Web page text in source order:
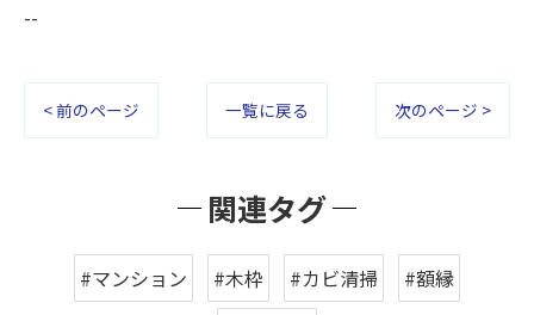
--
< 前のページ 一覧に戻る 次のページ >
関連タグ
#マンション #木枠 #カビ清掃
#額縁